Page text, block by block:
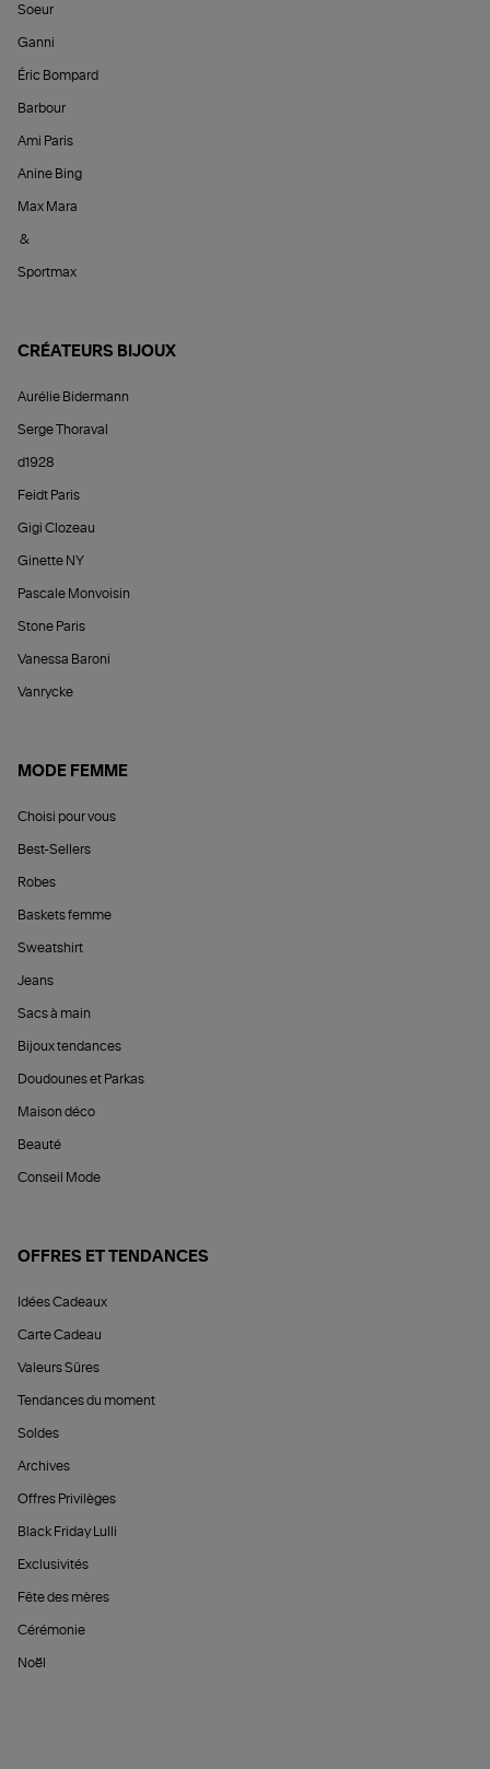
Soeur
Ganni
Éric Bompard
Barbour
Ami Paris
Anine Bing
Max Mara
&
Sportmax
CRÉATEURS BIJOUX
Aurélie Bidermann
Serge Thoraval
d1928
Feidt Paris
Gigi Clozeau
Ginette NY
Pascale Monvoisin
Stone Paris
Vanessa Baroni
Vanrycke
MODE FEMME
Choisi pour vous
Best-Sellers
Robes
Baskets femme
Sweatshirt
Jeans
Sacs à main
Bijoux tendances
Doudounes et Parkas
Maison déco
Beauté
Conseil Mode
OFFRES ET TENDANCES
Idées Cadeaux
Carte Cadeau
Valeurs Sûres
Tendances du moment
Soldes
Archives
Offres Privilèges
Black Friday Lulli
Exclusivités
Fête des mères
Cérémonie
Noël